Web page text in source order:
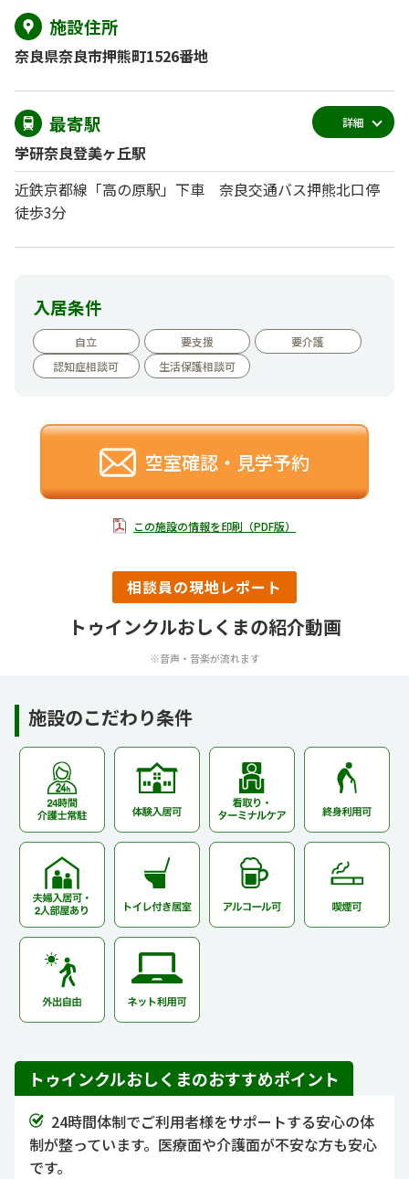
施設住所
奈良県奈良市押熊町1526番地
最寄駅
学研奈良登美ヶ丘駅
近鉄京都線「高の原駅」下車 奈良交通バス押熊北口停
徒歩3分
詳細
入居条件
自立 要支援
要介護
認知症相談可
生活保護相談可
空室確認・見学予約
この施設の情報を印刷（PDF版）
相談員の現地レポート
トゥインクルおしくまの紹介動画
※音声・音楽が流れます
施設のこだわり条件
トゥインクルおしくまのおすすめポイント
24時間体制でご利用者様をサポートする安心の体
制が整っています。医療面や介護面が不安な方も安心
です。